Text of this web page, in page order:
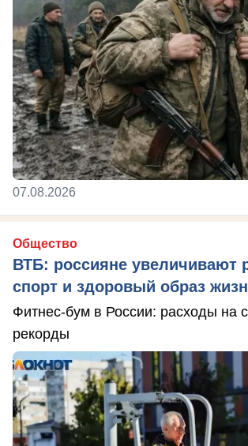
07.08.2026
Общество
ВТБ: россияне увеличивают
спорт и здоровый образ
Фитнес-бум в России: расходы на
рекорды